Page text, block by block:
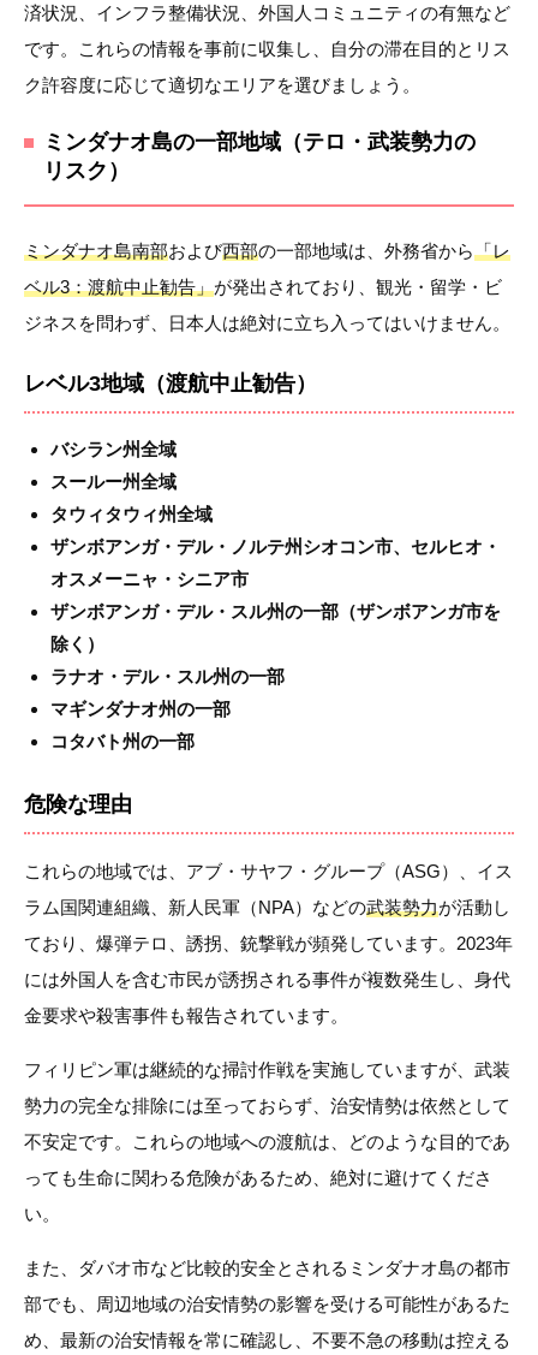
済状況、インフラ整備状況、外国人コミュニティの有無など
です。これらの情報を事前に収集し、自分の滞在目的とリス
ク許容度に応じて適切なエリアを選びましょう。
ミンダナオ島の一部地域（テロ・武装勢力の
リスク）
ミンダナオ島南部および西部の一部地域は、外務省から「レ
ベル3：渡航中止勧告」が発出されており、観光・留学・ビ
ジネスを問わず、日本人は絶対に立ち入ってはいけません。
レベル3地域（渡航中止勧告）
バシラン州全域
スールー州全域
タウィタウィ州全域
ザンボアンガ・デル・ノルテ州シオコン市、セルヒオ・
オスメーニャ・シニア市
ザンボアンガ・デル・スル州の一部（ザンボアンガ市を
除く）
ラナオ・デル・スル州の一部
マギンダナオ州の一部
コタバト州の一部
危険な理由
これらの地域では、アブ・サヤフ・グループ（ASG）、イス
ラム国関連組織、新人民軍（NPA）などの武装勢力が活動し
ており、爆弾テロ、誘拐、銃撃戦が頻発しています。2023年
には外国人を含む市民が誘拐される事件が複数発生し、身代
金要求や殺害事件も報告されています。
フィリピン軍は継続的な掃討作戦を実施していますが、武装
勢力の完全な排除には至っておらず、治安情勢は依然として
不安定です。これらの地域への渡航は、どのような目的であ
っても生命に関わる危険があるため、絶対に避けてくださ
い。
また、ダバオ市など比較的安全とされるミンダナオ島の都市
部でも、周辺地域の治安情勢の影響を受ける可能性があるた
め、最新の治安情報を常に確認し、不要不急の移動は控える